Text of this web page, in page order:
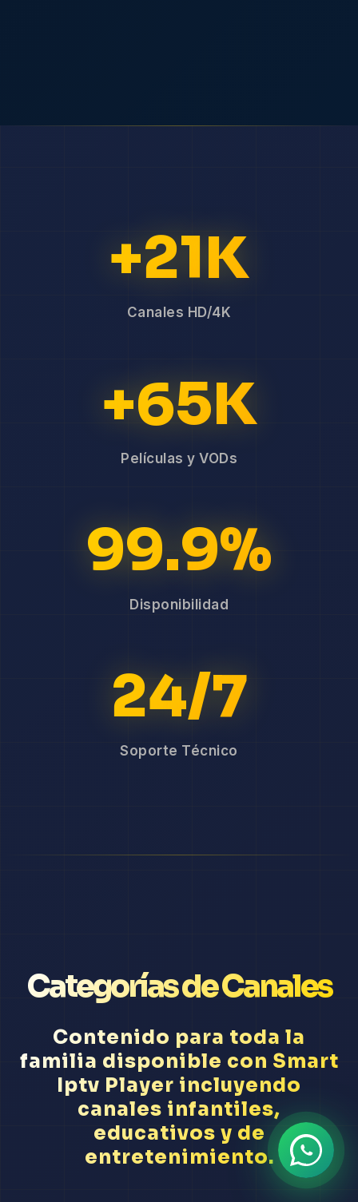
+21K
Canales HD/4K
+65K
Películas y VODs
99.9%
Disponibilidad
24/7
Soporte Técnico
Categorías de Canales
Contenido para toda la
familia disponible con Smart
Iptv Player incluyendo
canales infantiles,
educativos y de
entretenimiento.